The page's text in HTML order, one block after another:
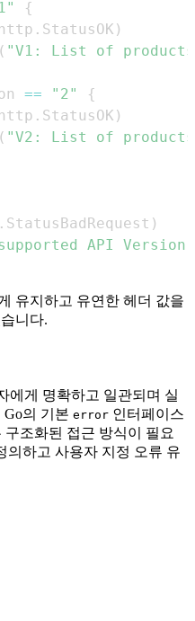
{
. StatusOK )
( "V1: List of products
== "2"
{
. StatusOK )
( "V2: List of
. StatusBadRequest )
API Version"
유지하고 유연한 헤더 값을
니다.
에게 명확하고 일관되며 실
의 기본 error 인터페이스
구조화된 접근 방식이 필요
의하고 사용자 지정 오류 유